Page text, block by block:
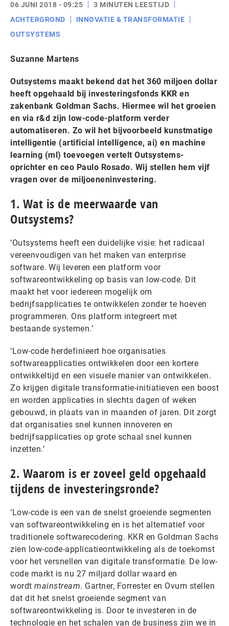
06 JUNI 2018 - 09:25
3 MINUTEN LEESTIJD
ACHTERGROND
INNOVATIE & TRANSFORMATIE
OUTSYSTEMS
Suzanne Martens
Outsystems maakt bekend dat het 360 miljoen dollar
heeft opgehaald bij investeringsfonds KKR en
zakenbank Goldman Sachs. Hiermee wil het groeien
en via r&d zijn low-code-platform verder
automatiseren. Zo wil het bijvoorbeeld kunstmatige
intelligentie (artificial intelligence, ai) en machine
learning (ml) toevoegen vertelt Outsystems-
oprichter en ceo Paulo Rosado. Wij stellen hem vijf
vragen over de miljoeneninvestering.
1. Wat is de meerwaarde van
Outsystems?
‘Outsystems heeft een duidelijke visie: het radicaal
vereenvoudigen van het maken van enterprise
software. Wij leveren een platform voor
softwareontwikkeling op basis van low-code. Dit
maakt het voor iedereen mogelijk om
bedrijfsapplicaties te ontwikkelen zonder te hoeven
programmeren. Ons platform integreert met
bestaande systemen.’
‘Low-code herdefinieert hoe organisaties
softwareapplicaties ontwikkelen door een kortere
ontwikkeltijd en een visuele manier van ontwikkelen.
Zo krijgen digitale transformatie-initiatieven een boost
en worden applicaties in slechts dagen of weken
gebouwd, in plaats van in maanden of jaren. Dit zorgt
dat organisaties snel kunnen innoveren en
bedrijfsapplicaties op grote schaal snel kunnen
inzetten.’
2. Waarom is er zoveel geld opgehaald
tijdens de investeringsronde?
‘Low-code is een van de snelst groeiende segmenten
van softwareontwikkeling en is het alternatief voor
traditionele softwarecodering. KKR en Goldman Sachs
zien low-code-applicatieontwikkeling als de toekomst
voor het versnellen van digitale transformatie. De low-
code markt is nu 27 miljard dollar waard en
wordt mainstream. Gartner, Forrester en Ovum stellen
dat dit het snelst groeiende segment van
softwareontwikkeling is. Door te investeren in de
technologie en het schalen van de business zijn we in